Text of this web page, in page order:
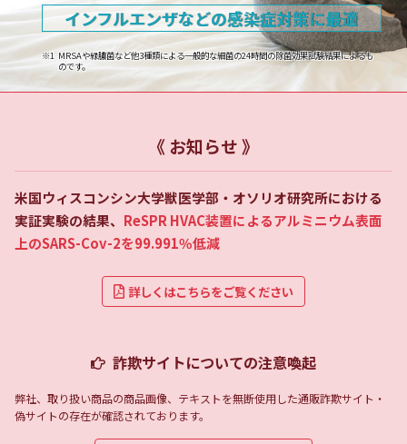
インフルエンザなどの感染症対策に最適
MRSAや緑膿菌など他3種類による一般的な細菌の24時間の除菌効果試験結果によるも
のです。
《 お知らせ 》
米国ウィスコンシン大学獣医学部・オソリオ研究所における
実証実験の結果、 ReSPR HVAC装置によるアルミニウム表面
上のSARS-Cov-2を99.991％低減
詳しくはこちらをご覧ください
詐欺サイトについての注意喚起
弊社、取り扱い商品の商品画像、テキストを無断使用した通販詐欺サイト・
偽サイトの存在が確認されております。